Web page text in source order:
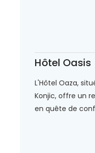
Hôtel Oasis
L'Hôtel Oaza,
Konjic, offre un
en quête de